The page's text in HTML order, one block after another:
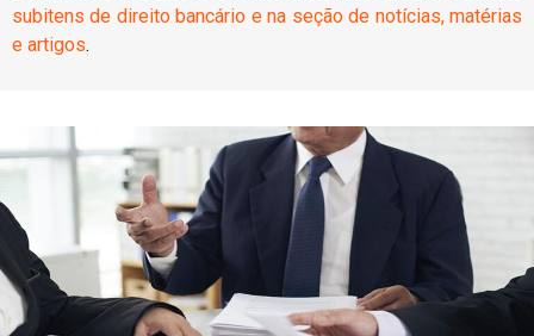
subitens de direito bancário e na seção de notícias, matérias
e artigos.